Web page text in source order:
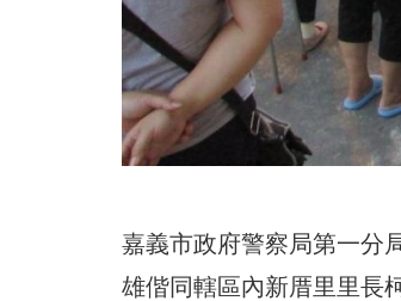
嘉義市政府警察局第一分
雄偕同轄區內新厝里里長